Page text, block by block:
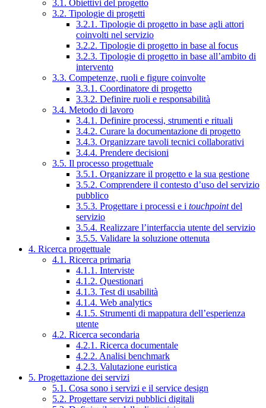
3.1. Obiettivi del progetto
3.2. Tipologie di progetti
3.2.1. Tipologie di progetto in base agli attori
coinvolti nel servizio
3.2.2. Tipologie di progetto in base al focus
3.2.3. Tipologie di progetto in base all’ambito di
intervento
3.3. Competenze, ruoli e figure coinvolte
3.3.1. Coordinatore di progetto
3.3.2. Definire ruoli e responsabilità
3.4. Metodo di lavoro
3.4.1. Definire processi, strumenti e rituali
3.4.2. Curare la documentazione di progetto
3.4.3. Organizzare tavoli tecnici collaborativi
3.4.4. Prendere decisioni
3.5. Il processo progettuale
3.5.1. Organizzare il progetto e la sua gestione
3.5.2. Comprendere il contesto d’uso del servizio
pubblico
3.5.3. Progettare i processi e i touchpointdel
servizio
3.5.4. Realizzare l’interfaccia utente del servizio
3.5.5. Validare la soluzione ottenuta
4. Ricerca progettuale
4.1. Ricerca primaria
4.1.1. Interviste
4.1.2. Questionari
4.1.3. Test di usabilità
4.1.4. Web analytics
4.1.5. Strumenti di mappatura dell’esperienza
utente
4.2. Ricerca secondaria
4.2.1. Ricerca documentale
4.2.2. Analisi benchmark
4.2.3. Valutazione euristica
5. Progettazione dei servizi
5.1. Cosa sono i servizi e il service design
5.2. Progettare servizi pubblici digitali